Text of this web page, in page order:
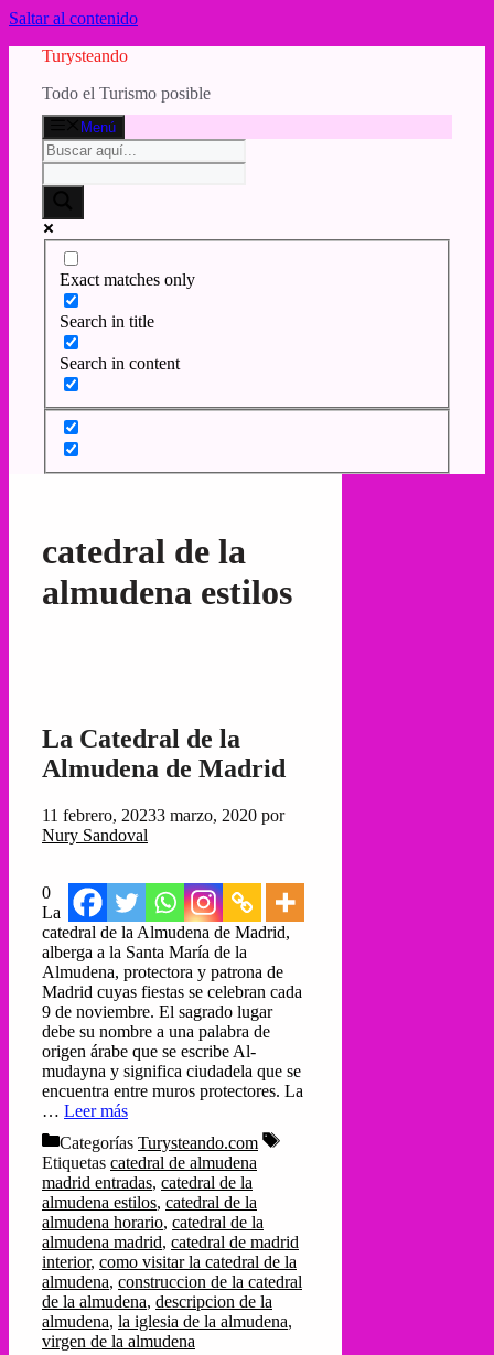
Saltar al contenido
Turysteando
Todo el Turismo posible
Menú
Exact matches only
Search in title
Search in content
catedral de la
almudena estilos
La Catedral de la
Almudena de Madrid
11 febrero, 20233 marzo, 2020 por
Nury Sandoval
0
La
catedral de la Almudena de Madrid,
alberga a la Santa María de la
Almudena, protectora y patrona de
Madrid cuyas fiestas se celebran cada
9 de noviembre. El sagrado lugar
debe su nombre a una palabra de
origen árabe que se escribe Al-
mudayna y significa ciudadela que se
encuentra entre muros protectores. La
… Leer más
Categorías Turysteando.com
Etiquetas catedral de almudena
madrid entradas, catedral de la
almudena estilos, catedral de la
almudena horario, catedral de la
almudena madrid, catedral de madrid
interior, como visitar la catedral de la
almudena, construccion de la catedral
de la almudena, descripcion de la
almudena, la iglesia de la almudena,
virgen de la almudena